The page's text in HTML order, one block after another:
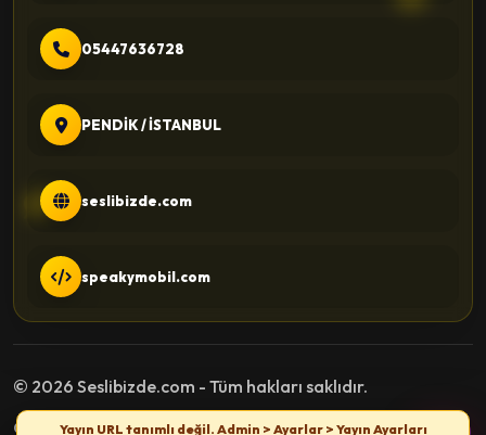
05447636728
PENDİK / İSTANBUL
seslibizde.com
speakymobil.com
© 2026 Seslibizde.com - Tüm hakları saklıdır.
Gizlilik PolitikasıKullanım Şartlarıİletişim
Yayın URL tanımlı değil. Admin > Ayarlar > Yayın Ayarları